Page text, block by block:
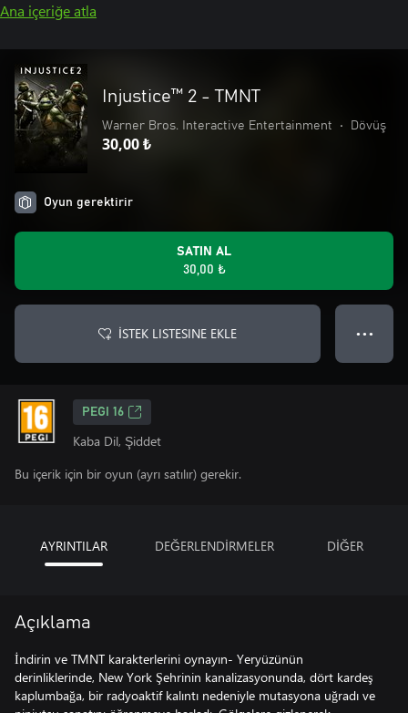
Ana içeriğe atla
Injustice™ 2 - TMNT
Warner Bros. Interactive Entertainment • Dövüş
30,00 ₺
Oyun gerektirir
SATIN AL
30,00 ₺
İSTEK LISTESINE EKLE ● ● ●
PEGI 16
Kaba Dil, Şiddet
Bu içerik için bir oyun (ayrı satılır) gerekir.
AYRINTILAR DEĞERLENDİRMELER DİĞER
Açıklama
İndirin ve TMNT karakterlerini oynayın- Yeryüzünün
derinliklerinde, New York Şehrinin kanalizasyonunda, dört kardeş
kaplumbağa, bir radyoaktif kalıntı nedeniyle mutasyona uğradı ve